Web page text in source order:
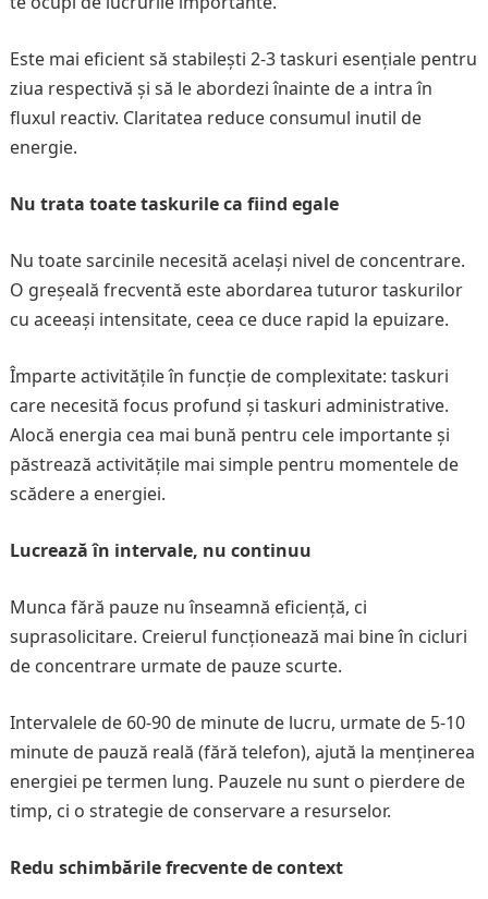
Este mai eficient să stabilești 2-3 taskuri esențiale pentru
ziua respectivă și să le abordezi înainte de a intra în
fluxul reactiv. Claritatea reduce consumul inutil de
energie.
Nu trata toate taskurile ca fiind egale
Nu toate sarcinile necesită același nivel de concentrare.
O greșeală frecventă este abordarea tuturor taskurilor
cu aceeași intensitate, ceea ce duce rapid la epuizare.
Împarte activitățile în funcție de complexitate: taskuri
care necesită focus profund și taskuri administrative.
Alocă energia cea mai bună pentru cele importante și
păstrează activitățile mai simple pentru momentele de
scădere a energiei.
Lucrează în intervale, nu continuu
Munca fără pauze nu înseamnă eficiență, ci
suprasolicitare. Creierul funcționează mai bine în cicluri
de concentrare urmate de pauze scurte.
Intervalele de 60-90 de minute de lucru, urmate de 5-10
minute de pauză reală (fără telefon), ajută la menținerea
energiei pe termen lung. Pauzele nu sunt o pierdere de
timp, ci o strategie de conservare a resurselor.
Redu schimbările frecvente de context